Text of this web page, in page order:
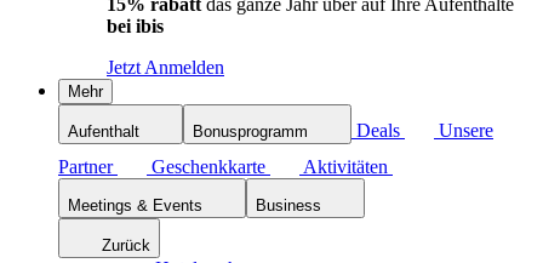
bei ibis
Jetzt Anmelden
Mehr
Aufenthalt Bonusprogramm Deals
Unsere
Partner
Geschenkkarte Aktivitäten
Meetings & Events Business
Zurück